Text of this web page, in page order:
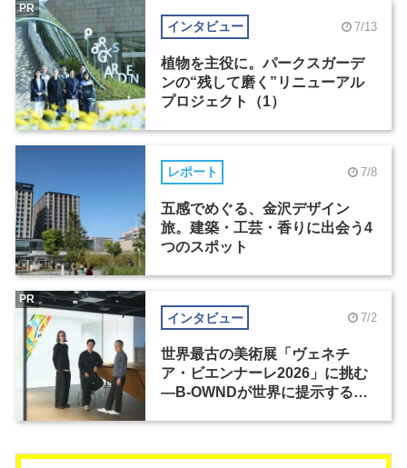
インタビュー 7/13
植物を主役に。パークスガーデ
ンの“残して磨く”リニューアル
プロジェクト（1）
PR
レポート 7/8
五感でめぐる、金沢デザイン
旅。建築・工芸・香りに出会う4
つのスポット
インタビュー 7/2
世界最古の美術展「ヴェネチ
ア・ビエンナーレ2026」に挑む
―B-OWNDが世界に提示する美
PR